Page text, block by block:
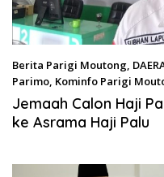
Berita Parigi Moutong,
Parimo, Kominfo Parigi
Mei 19, 2025
Jemaah Calon Haji
ke Asrama Haji Palu